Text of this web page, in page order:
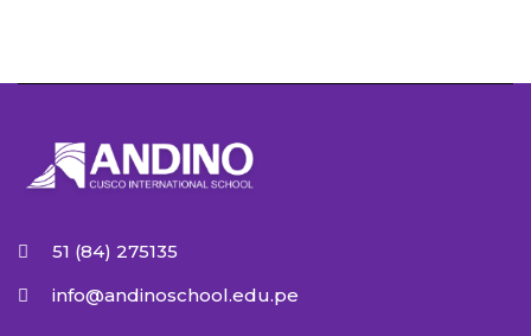
51 (84) 275135
info@andinoschool.edu.pe